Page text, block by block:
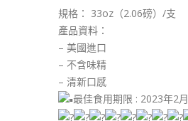
規格： 33oz（2.06磅）/支
產品資料：
– 美國進口
– 不含味精
– 清新口感
最佳食用期限 : 2023年2月